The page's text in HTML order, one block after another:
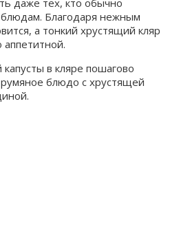
даже тех, кто обычно
Благодаря нежным
а тонкий хрустящий кляр
аппетитной.
в кляре пошагово
румяное блюдо с хрустящей